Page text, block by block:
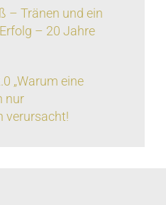
– Tränen und ein
– 20 Jahre
„Warum eine
nur
verursacht!